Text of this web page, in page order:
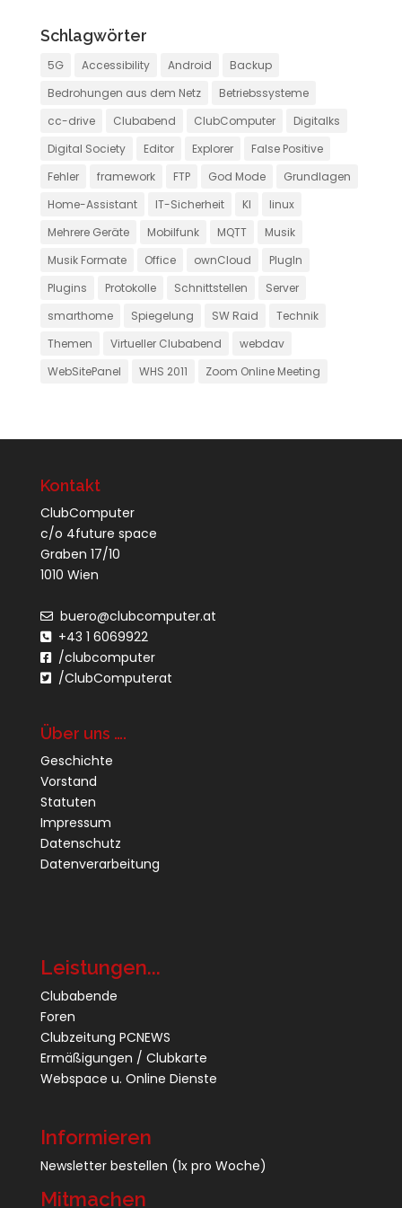
Schlagwörter
5G Accessibility Android
Backup
Bedrohungen aus dem Netz
Betriebssysteme
cc-drive
Clubabend ClubComputer
Digitalks
Digital Society
Editor Explorer
False Positive
Fehler
framework FTP God Mode
Grundlagen
Home-Assistant
IT-Sicherheit KI
linux
Mehrere Geräte
Mobilfunk MQTT
Musik
Musik Formate
Office ownCloud
PlugIn
Plugins
Protokolle Schnittstellen
Server
smarthome
Spiegelung SW Raid
Technik
Themen
Virtueller Clubabend
webdav
WebSitePanel
WHS 2011 Zoom Online Meeting
Kontakt
ClubComputer
c/o 4future space
Graben 17/10
1010 Wien
buero@clubcomputer.at
+43 1 6069922
/clubcomputer
/ClubComputerat
Über uns ….
Geschichte
Vorstand
Statuten
Impressum
Datenschutz
Datenverarbeitung
Leistungen...
Clubabende
Foren
Clubzeitung PCNEWS
Ermäßigungen / Clubkarte
Webspace u. Online Dienste
Informieren
Newsletter bestellen (1x pro Woche)
Mitmachen